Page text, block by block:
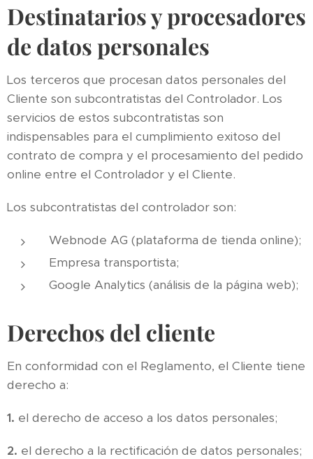
Destinatarios y procesadores
de datos personales
Los terceros que procesan datos personales del
Cliente son subcontratistas del Controlador. Los
servicios de estos subcontratistas son
indispensables para el cumplimiento exitoso del
contrato de compra y el procesamiento del pedido
online entre el Controlador y el Cliente.
Los subcontratistas del controlador son:
Webnode AG (plataforma de tienda online);
Empresa transportista;
Google Analytics (análisis de la página web);
Derechos del cliente
En conformidad con el Reglamento, el Cliente tiene
derecho a:
1. el derecho de acceso a los datos personales;
2. el derecho a la rectificación de datos personales;